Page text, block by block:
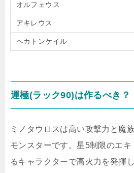
オルフェウス
アキレウス
ヘカトンケイル
運極(ラック90)は作るべき？
ミノタウロスは高い攻撃力と魔
モンスターです。星5制限のエ
るキャラクターで高火力を発揮